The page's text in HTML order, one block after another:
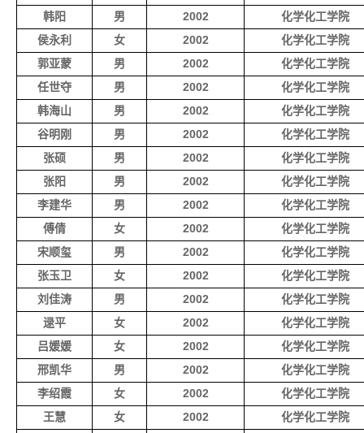
韩阳
男 2002
化学化工学院
侯永利
女 2002
化学化工学院
郭亚蒙
男 2002
化学化工学院
任世夺
男 2002
化学化工学院
韩海山
男 2002
化学化工学院
谷明刚
男 2002
化学化工学院
张硕
男 2002
化学化工学院
张阳
男 2002
化学化工学院
李建华
男 2002
化学化工学院
傅倩
女 2002
化学化工学院
宋顺玺
男 2002
化学化工学院
张玉卫
女 2002
化学化工学院
刘佳涛
男 2002
化学化工学院
逯平
女 2002
化学化工学院
吕媛媛
女 2002
化学化工学院
邢凯华
男 2002
化学化工学院
李绍霞
女 2002
化学化工学院
王慧
女 2002
化学化工学院